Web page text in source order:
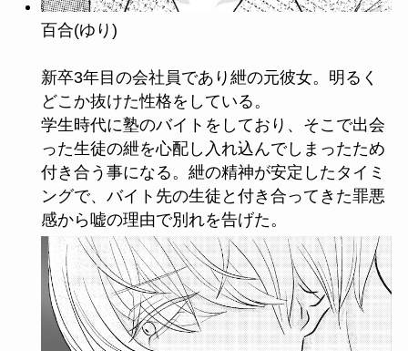
百合(ゆり)
新卒3年目の会社員であり紲の元彼女。明るく
どこか抜けた性格をしている。
学生時代に塾のバイトをしており、そこで出会
った生徒の紲を心配し入れ込んでしまったため
付き合う事になる。紲の精神が安定したタイミ
ングで、バイト先の生徒と付き合ってきた罪悪
感から嘘の理由で別れを告げた。